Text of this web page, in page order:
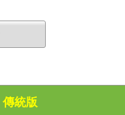
傳統版